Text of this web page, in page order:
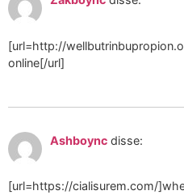
[url=http://
online[/url]
Ashboync disse:
[url=https://cialisurem.com/